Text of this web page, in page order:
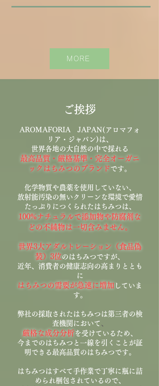
MORE
​ご挨拶
AROMAFORIA JAPAN(アロマフォ
リア・ジャパン)は、
世界各地の大自然の中で採れる
最高品質・厳格基準・完全オーガニ
ックはちみつのブランド です。
化学物質や農薬を使用していない、
放射能汚染の無いクリーンな環境で愛情
たっぷりにつくられたはちみつは、
100%ナチュラルで添加物や防腐剤な
どの不純物は一切含みません。
世界3大アダルトレーション（食品偽
装）3位のはちみつですが、
近年、消費者の健康志向の高まりととも
に
はちみつの需要が急速に増加 していま
す。
弊社の採取されたはちみつは第三者の検
査機関において 、
厳格な成分分析を受けているため、
今までのはちみつと一線を引くことが証
明できる最高品質のはちみつです。
はちみつはすべて手作業で丁寧に瓶に詰
められ梱包されているので、